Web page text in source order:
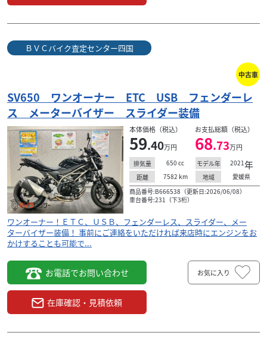
ＢＶＣバイク査定センター四国
中古車
SV650 ワンオーナー ETC USB フェンダーレ
ス メーターバイザー スライダー装備
本体価格（税込）
59.40万円
お支払総額（税込）
68.73万円
排気量 650 cc モデル年 2021年
距離 7582 km 地域
愛媛県
商品番号:B666538（更新日:2026/06/08）
車台番号:231（下3桁）
ワンオーナー！ＥＴＣ、ＵＳＢ、フェンダーレス、スライダー、メー
ターバイザー装備！ 事前にご連絡をいただければ来店時にエンジンをお
かけすることも可能で...
お電話でお問い合わせ
在庫確認・見積依頼
お気に入り